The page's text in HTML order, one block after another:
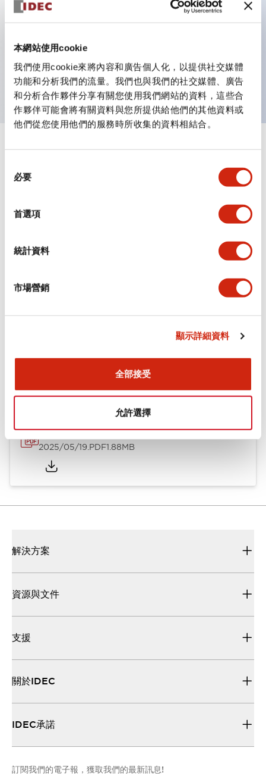
本網站使用cookie
我們使用cookie來將內容和廣告個人化，以提供社交媒體
功能和分析我們的流量。我們也與我們的社交媒體、廣告
和分析合作夥伴分享有關您使用我們網站的資料，這些合
作夥伴可能會將有關資料與您所提供給他們的其他資料或
他們從您使用他們的服務時所收集的資料相結合。
必要
首選項
統計資料
市場營銷
顯示詳細資料
全部接受
允許選擇
主要特點
作業性提升的背部端子方式
全系列統一為22mm軀幹長度的平坦端子面
UL・CSA 認證品
規格 顯示全部+
審美規範
環境規範
2025/05/19.PDF1.88MB
解決方案
資源與文件
支援
關於IDEC
IDEC承諾
訂閱我們的電子報，獲取我們的最新訊息!